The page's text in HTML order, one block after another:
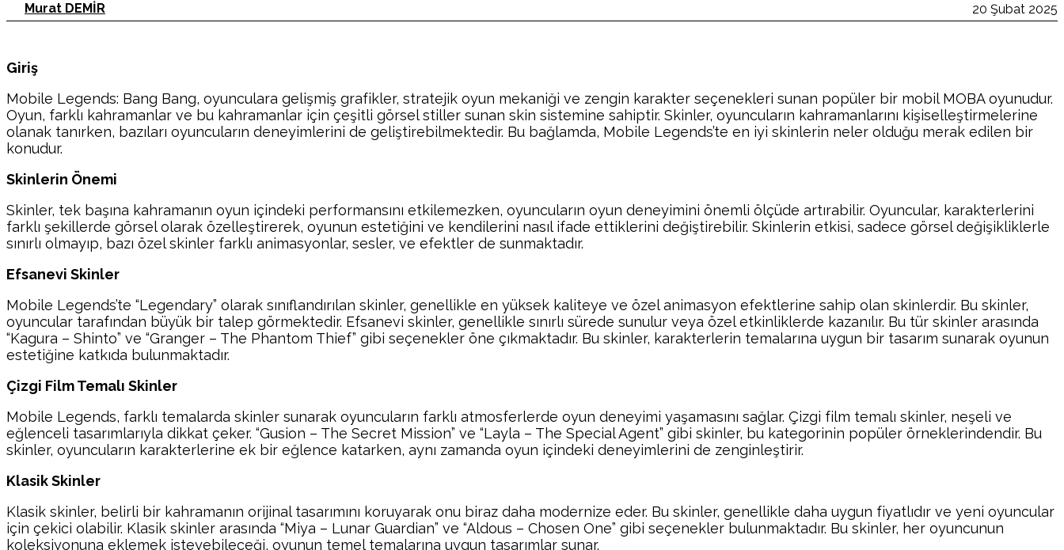
20 Şubat 2025
Murat DEMİR
Giriş
Mobile Legends: Bang Bang, oyunculara gelişmiş grafikler, stratejik oyun mekaniği ve zengin karakter seçenekleri sunan popüler bir mobil MOBA oyunudur.
Oyun, farklı kahramanlar ve bu kahramanlar için çeşitli görsel stiller sunan skin sistemine sahiptir. Skinler, oyuncuların kahramanlarını kişiselleştirmelerine
olanak tanırken, bazıları oyuncuların deneyimlerini de geliştirebilmektedir. Bu bağlamda, Mobile Legends’te en iyi skinlerin neler olduğu merak edilen bir
konudur.
Skinlerin Önemi
Skinler, tek başına kahramanın oyun içindeki performansını etkilemezken, oyuncuların oyun deneyimini önemli ölçüde artırabilir. Oyuncular, karakterlerini
farklı şekillerde görsel olarak özelleştirerek, oyunun estetiğini ve kendilerini nasıl ifade ettiklerini değiştirebilir. Skinlerin etkisi, sadece görsel değişikliklerle
sınırlı olmayıp, bazı özel skinler farklı animasyonlar, sesler, ve efektler de sunmaktadır.
Efsanevi Skinler
Mobile Legends’te “Legendary” olarak sınıflandırılan skinler, genellikle en yüksek kaliteye ve özel animasyon efektlerine sahip olan skinlerdir. Bu skinler,
oyuncular tarafından büyük bir talep görmektedir. Efsanevi skinler, genellikle sınırlı sürede sunulur veya özel etkinliklerde kazanılır. Bu tür skinler arasında
“Kagura – Shinto” ve “Granger – The Phantom Thief” gibi seçenekler öne çıkmaktadır. Bu skinler, karakterlerin temalarına uygun bir tasarım sunarak oyunun
estetiğine katkıda bulunmaktadır.
Çizgi Film Temalı Skinler
Mobile Legends, farklı temalarda skinler sunarak oyuncuların farklı atmosferlerde oyun deneyimi yaşamasını sağlar. Çizgi film temalı skinler, neşeli ve
eğlenceli tasarımlarıyla dikkat çeker. “Gusion – The Secret Mission” ve “Layla – The Special Agent” gibi skinler, bu kategorinin popüler örneklerindendir. Bu
skinler, oyuncuların karakterlerine ek bir eğlence katarken, aynı zamanda oyun içindeki deneyimlerini de zenginleştirir.
Klasik Skinler
Klasik skinler, belirli bir kahramanın orijinal tasarımını koruyarak onu biraz daha modernize eder. Bu skinler, genellikle daha uygun fiyatlıdır ve yeni oyuncular
için çekici olabilir. Klasik skinler arasında “Miya – Lunar Guardian” ve “Aldous – Chosen One” gibi seçenekler bulunmaktadır. Bu skinler, her oyuncunun
koleksiyonuna eklemek isteyebileceği, oyunun temel temalarına uygun tasarımlar sunar.